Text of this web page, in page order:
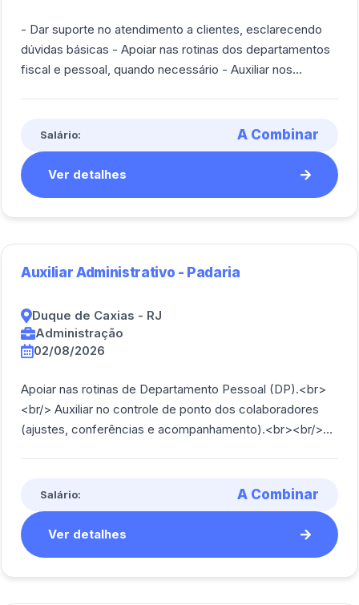
- Dar suporte no atendimento a clientes, esclarecendo
dúvidas básicas - Apoiar nas rotinas dos departamentos
fiscal e pessoal, quando necessário - Auxiliar nos
Salário: A Combinar
Ver detalhes
Auxiliar Administrativo - Padaria
Duque de Caxias - RJ
Administração
02/08/2026
Apoiar nas rotinas de Departamento Pessoal (DP).<br>
<br/> Auxiliar no controle de ponto dos colaboradores
(ajustes, conferências e acompanhamento).<br><br/>
Salário: A Combinar
Ver detalhes